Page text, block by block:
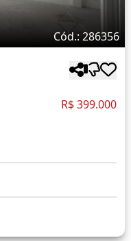
Cód.: 286356
R$ 399.000